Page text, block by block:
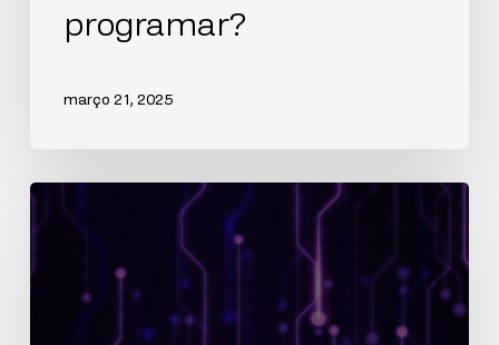
programar?
março 21, 2025